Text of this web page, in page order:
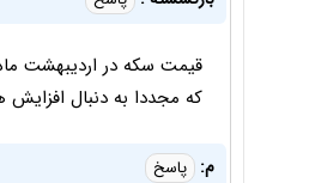
که مجددا به دنبال
م: پاسخ